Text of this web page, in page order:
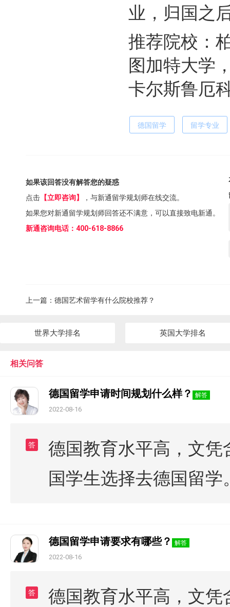
业，归国之
推荐院校：
图加特大学
卡尔斯鲁厄
德国留学 留学专业
如果该回答没有解答您的疑惑
点击 【立即咨询】
，与新通留学规划师在线交流。
如果您对新通留学规划师回答还不满意，可以直接致电新通。
新通咨询电话：400-618-8866
上一篇： 德国艺术留学有什么院校推荐？
世界大学排名 英国大学排名
相关问答
德国留学申请时间规划什么样？ 解答
2022-08-16
答
德国教育水平高，文
国学生选择去德国留学
德国留学申请要求有哪些？ 解答
2022-08-16
答
德国教育水平高，文